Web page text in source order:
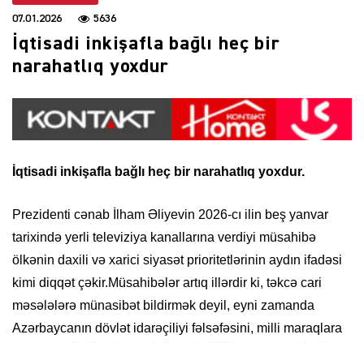
07.01.2026 5636
İqtisadi inkişafla bağlı heç bir
narahatlıq yoxdur
İqtisadi inkişafla bağlı heç bir narahatlıq yoxdur.
Prezidenti cənab İlham Əliyevin 2026-cı ilin beş yanvar
tarixində yerli televiziya kanallarına verdiyi müsahibə
ölkənin daxili və xarici siyasət prioritetlərinin aydın ifadəsi
kimi diqqət çəkir.Müsahibələr artıq illərdir ki, təkcə cari
məsələlərə münasibət bildirmək deyil, eyni zamanda
Azərbaycanın dövlət idarəçiliyi fəlsəfəsini, milli maraqlara